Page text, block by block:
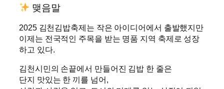
맺음말
2025 김천김밥축제는 작은 아이디어에서 출발했지만
이제는 전국적인 주목을 받는 명품 지역 축제로 성장
하고 있다.
김천시민의 손끝에서 만들어진 김밥 한 줄은
단지 맛있는 한 끼를 넘어,